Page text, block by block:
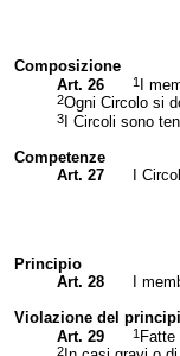
Composizione
Art. 26
1I
2Ogni Circolo si
3I Circoli sono
Competenze
Art. 27
I
Principio
Art. 28
I
Violazione del
Art. 29
1Fatte
2